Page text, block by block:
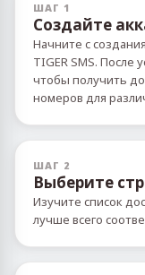
ШАГ 1
Создайте
Начните с
TIGER SMS. После
чтобы получить
номеров для
ШАГ 2
Выберите
Изучите список
лучше всего